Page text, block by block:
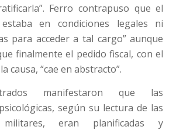
Ferro contrapuso que el
en condiciones legales ni
para acceder a tal cargo” aunque
finalmente el pedido fiscal, con el
causa, “cae en abstracto”.
manifestaron que las
según su lectura de las
militares, eran planificadas y